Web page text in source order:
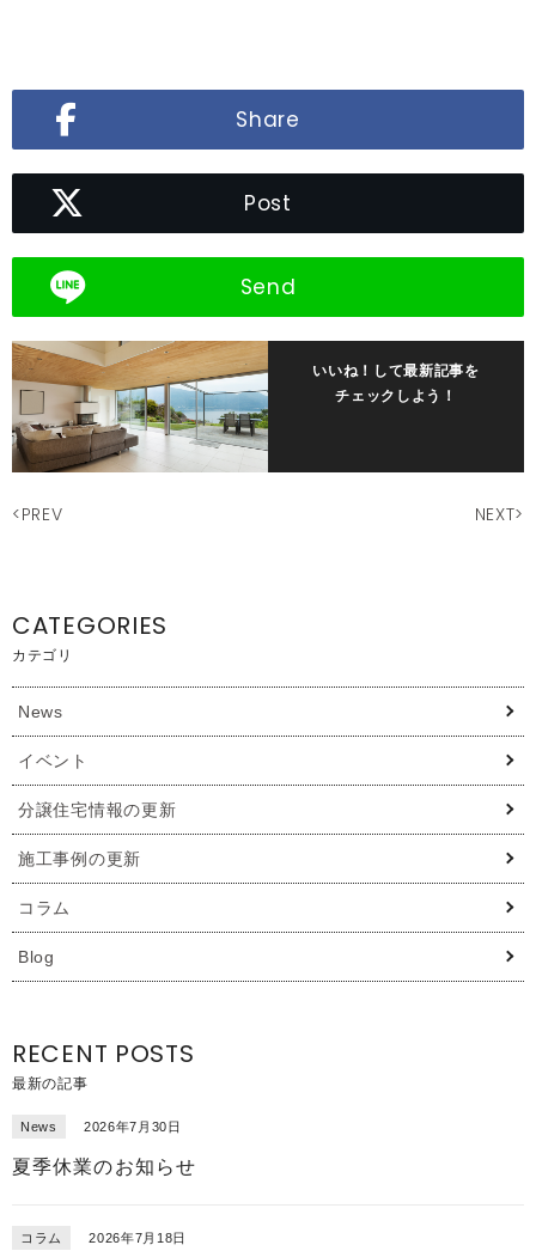
Share
Post
Send
いいね！して最新記事を
チェックしよう！
<PREV NEXT>
CATEGORIES
カテゴリ
News
イベント
分譲住宅情報の更新
施工事例の更新
コラム
Blog
RECENT POSTS
最新の記事
News 2026年7月30日
夏季休業のお知らせ
コラム 2026年7月18日